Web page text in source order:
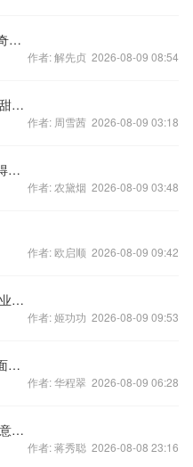
俘虏二次元心《迷城物语》NPC传奇故事揭秘
作者: 解先贞 2026-08-09 08:54
美梦成真 《正妹物语》馨瑶派送超甜蜜福利
作者: 周雪茜 2026-08-09 03:18
《Klee～月ノ雫舞う街より～》取得港澳台代理权 并在年底发行
作者: 农黛烟 2026-08-09 03:48
作者: 欧启顺 2026-08-09 09:42
奇阵御敌 《热血江湖》手游医师职业曝光
作者: 姬功功 2026-08-09 09:53
《遮天3D》首部资料片“轮回转世”面世 12月7日火热开启
作者: 华程翠 2026-08-09 06:28
《战机风暴》重返战场 炮火硝烟致意抗战英雄
作者: 蒋秀聪 2026-08-08 23:16